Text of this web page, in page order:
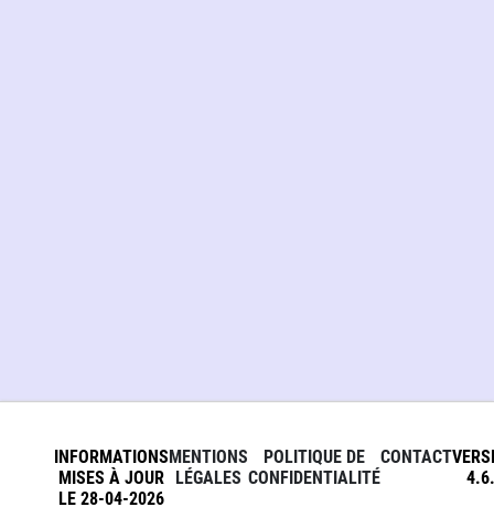
INFORMATIONS
MISES À JOUR
LE 28-04-2026
MENTIONS
LÉGALES
POLITIQUE DE
CONFIDENTIALITÉ
CONTACT